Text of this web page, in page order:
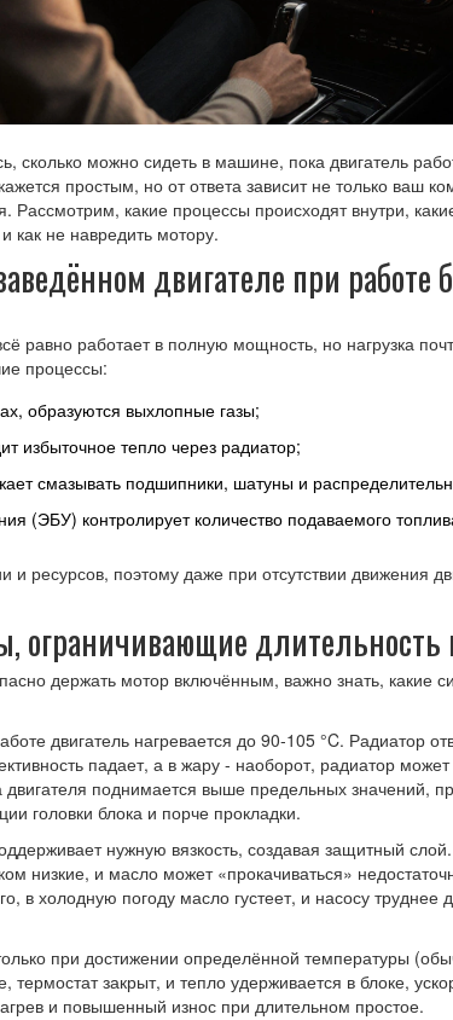
сколько можно сидеть в машине, пока двигатель
простым, но от ответа зависит не только ваш
Рассмотрим, какие процессы происходят внутри,
как не навредить мотору.
двигателе при работе
равно работает в полную мощность, но нагрузка
процессы:
образуются выхлопные газы;
избыточное тепло через радиатор;
смазывать подшипники, шатуны и
(ЭБУ) контролирует количество подаваемого
и ресурсов, поэтому даже при отсутствии движения
ограничивающие длительность
держать мотор включённым, важно знать, какие
двигатель нагревается до 90‑105 °C. Радиатор
падает, а в жару - наоборот, радиатор может
поднимается выше предельных значений,
головки блока и порче прокладки.
нужную вязкость, создавая защитный
низкие, и масло может «прокачиваться»
в холодную погоду масло густеет, и насосу труднее
при достижении определённой температуры
термостат закрыт, и тепло удерживается в блоке,
и повышенный износ при длительном простое.